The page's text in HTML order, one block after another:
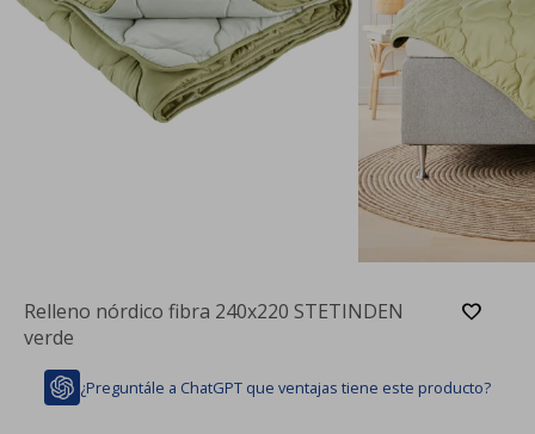
Relleno nórdico fibra 240x220 STETINDEN
verde
¿Preguntále a ChatGPT que ventajas tiene este producto?